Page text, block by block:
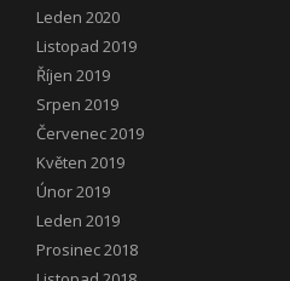
Leden 2020
Listopad 2019
Říjen 2019
Srpen 2019
Červenec 2019
Květen 2019
Únor 2019
Leden 2019
Prosinec 2018